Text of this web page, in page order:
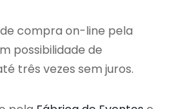
compra on-line pela
possibilidade de
três vezes sem juros.